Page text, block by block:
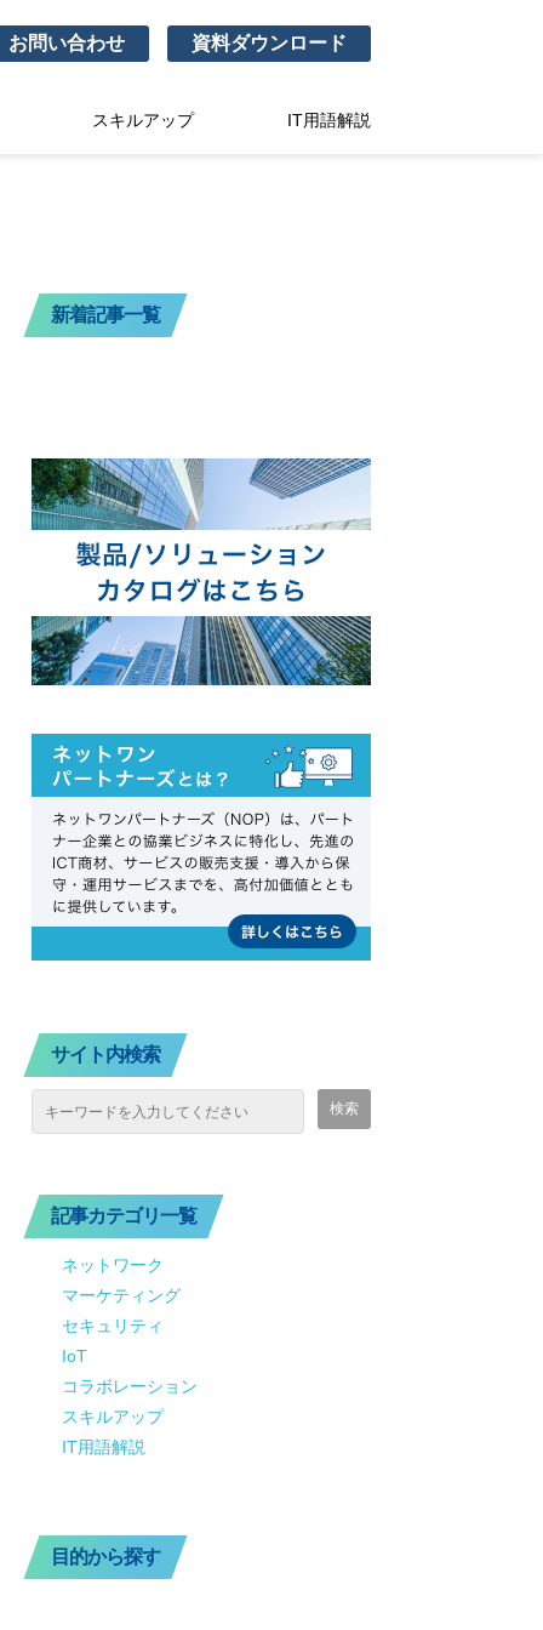
お問い合わせ 資料ダウンロード
スキルアップ IT用語解説
新着記事一覧
サイト内検索
記事カテゴリ一覧
ネットワーク
マーケティング
セキュリティ
IoT
コラボレーション
スキルアップ
IT用語解説
目的から探す